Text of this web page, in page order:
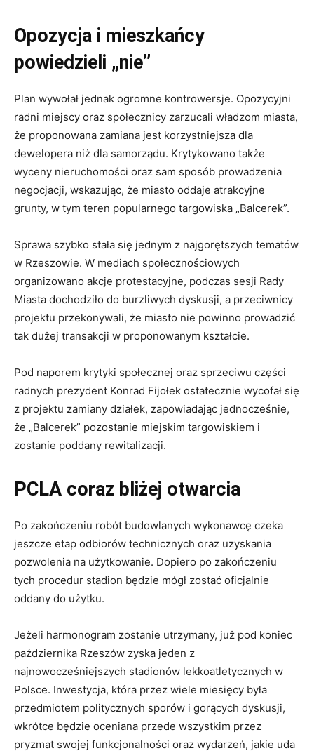
Opozycja i mieszkańcy
powiedzieli „nie”
Plan wywołał jednak ogromne kontrowersje. Opozycyjni
radni miejscy oraz społecznicy zarzucali władzom miasta,
że proponowana zamiana jest korzystniejsza dla
dewelopera niż dla samorządu. Krytykowano także
wyceny nieruchomości oraz sam sposób prowadzenia
negocjacji, wskazując, że miasto oddaje atrakcyjne
grunty, w tym teren popularnego targowiska „Balcerek”.
Sprawa szybko stała się jednym z najgorętszych tematów
w Rzeszowie. W mediach społecznościowych
organizowano akcje protestacyjne, podczas sesji Rady
Miasta dochodziło do burzliwych dyskusji, a przeciwnicy
projektu przekonywali, że miasto nie powinno prowadzić
tak dużej transakcji w proponowanym kształcie.
Pod naporem krytyki społecznej oraz sprzeciwu części
radnych prezydent Konrad Fijołek ostatecznie wycofał się
z projektu zamiany działek, zapowiadając jednocześnie,
że „Balcerek” pozostanie miejskim targowiskiem i
zostanie poddany rewitalizacji.
PCLA coraz bliżej otwarcia
Po zakończeniu robót budowlanych wykonawcę czeka
jeszcze etap odbiorów technicznych oraz uzyskania
pozwolenia na użytkowanie. Dopiero po zakończeniu
tych procedur stadion będzie mógł zostać oficjalnie
oddany do użytku.
Jeżeli harmonogram zostanie utrzymany, już pod koniec
października Rzeszów zyska jeden z
najnowocześniejszych stadionów lekkoatletycznych w
Polsce. Inwestycja, która przez wiele miesięcy była
przedmiotem politycznych sporów i gorących dyskusji,
wkrótce będzie oceniana przede wszystkim przez
pryzmat swojej funkcjonalności oraz wydarzeń, jakie uda